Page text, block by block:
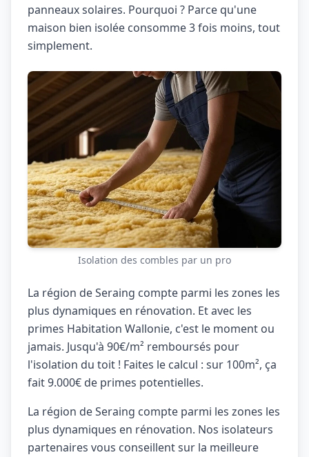
panneaux solaires. Pourquoi ? Parce qu'une
maison bien isolée consomme 3 fois moins, tout
simplement.
Isolation des combles par un pro
La région de Seraing compte parmi les zones les
plus dynamiques en rénovation. Et avec les
primes Habitation Wallonie, c'est le moment ou
jamais. Jusqu'à 90€/m² remboursés pour
l'isolation du toit ! Faites le calcul : sur 100m², ça
fait 9.000€ de primes potentielles.
La région de Seraing compte parmi les zones les
plus dynamiques en rénovation. Nos isolateurs
partenaires vous conseillent sur la meilleure